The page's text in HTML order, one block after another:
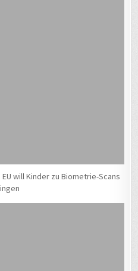
will Kinder zu Biometrie-Scans